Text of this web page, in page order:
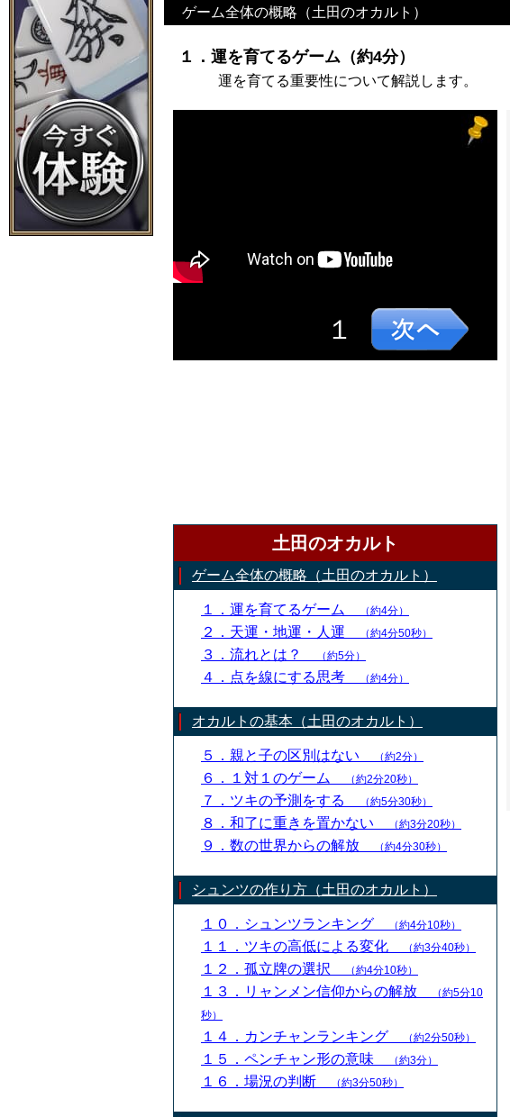
ゲーム全体の概略（土田のオカルト）
１．運を育てるゲーム（約4分）
運を育てる重要性について解説します。
１
土田のオカルト
ゲーム全体の概略（土田のオカルト）
１．運を育てるゲーム （約4分）
２．天運・地運・人運 （約4分50秒）
３．流れとは？ （約5分）
４．点を線にする思考 （約4分）
オカルトの基本（土田のオカルト）
５．親と子の区別はない （約2分）
６．１対１のゲーム （約2分20秒）
７．ツキの予測をする （約5分30秒）
８．和了に重きを置かない （約3分20秒）
９．数の世界からの解放 （約4分30秒）
シュンツの作り方（土田のオカルト）
１０．シュンツランキング （約4分10秒）
１１．ツキの高低による変化 （約3分40秒）
１２．孤立牌の選択 （約4分10秒）
１３．リャンメン信仰からの解放
（約5分10
秒）
１４．カンチャンランキング （約2分50秒）
１５．ペンチャン形の意味 （約3分）
１６．場況の判断 （約3分50秒）